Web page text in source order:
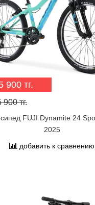
900 тг.
900 тг.
FUJI Dynamite 24
2025
добавить к сравнению